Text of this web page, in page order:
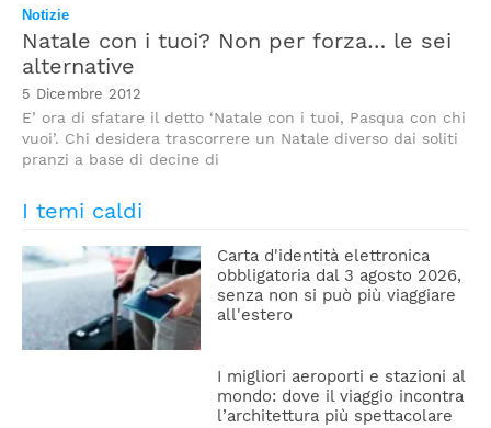
Notizie
Natale con i tuoi? Non per forza… le sei
alternative
5 Dicembre 2012
E’ ora di sfatare il detto ‘Natale con i tuoi, Pasqua con chi
vuoi’. Chi desidera trascorrere un Natale diverso dai soliti
pranzi a base di decine di
I temi caldi
Carta d'identità elettronica
obbligatoria dal 3 agosto 2026,
senza non si può più viaggiare
all'estero
I migliori aeroporti e stazioni al
mondo: dove il viaggio incontra
l’architettura più spettacolare